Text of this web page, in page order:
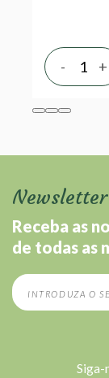
+
-
Receba as
de todas as
Siga-